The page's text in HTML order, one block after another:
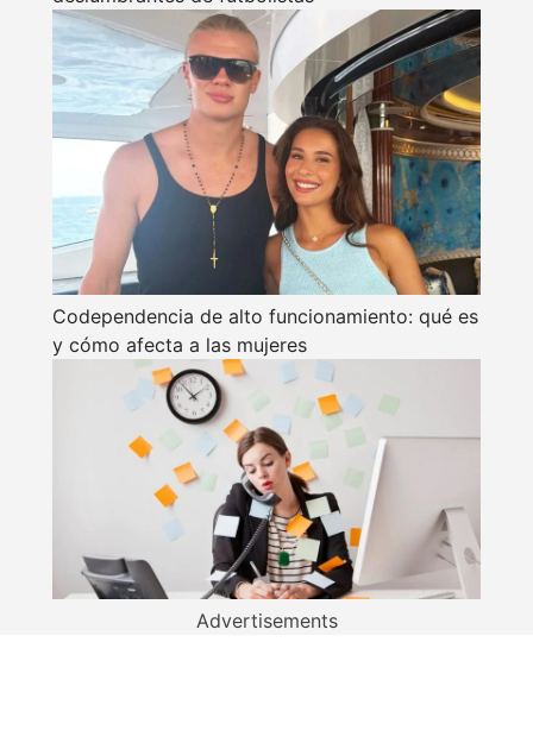
Codependencia de alto funcionamiento: qué es
y cómo afecta a las mujeres
Advertisements